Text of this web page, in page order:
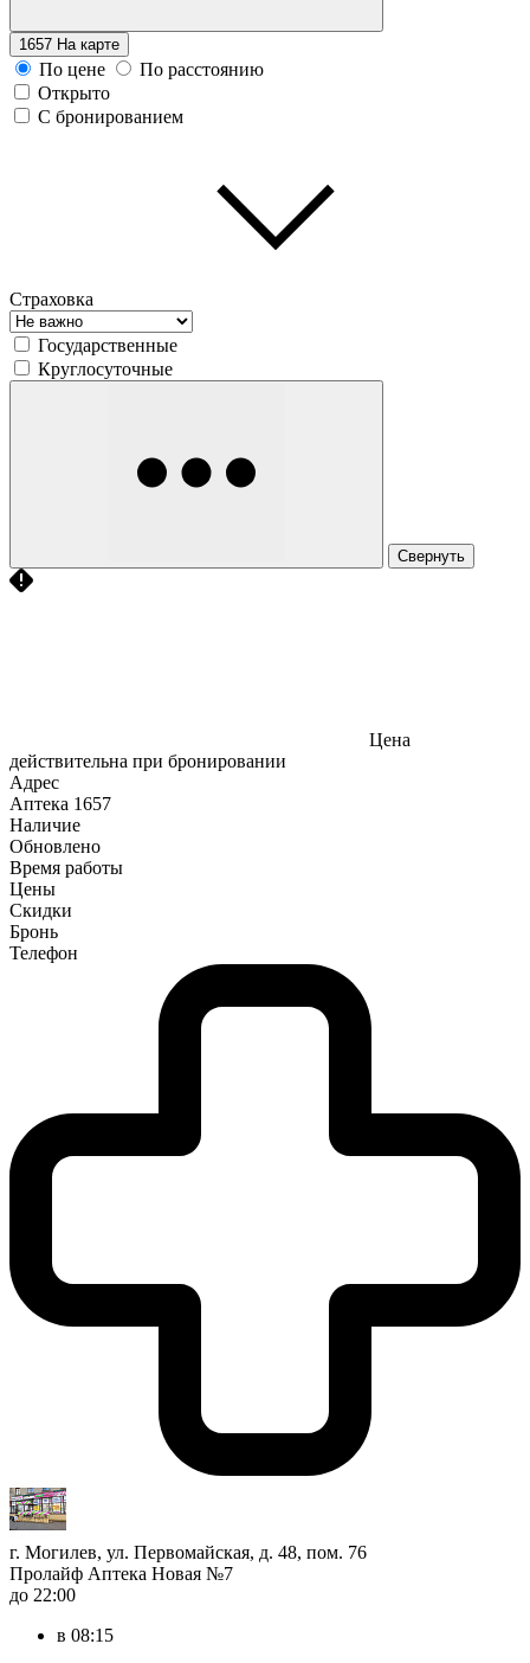
1657 На карте
По цене
По расстоянию
Открыто
С бронированием
Страховка
Государственные
Круглосуточные
Свернуть
Цена
действительна при бронировании
Адрес
Аптека 1657
Наличие
Обновлено
Время работы
Цены
Скидки
Бронь
Телефон
г. Могилев, ул. Первомайская, д. 48, пом. 76
Пролайф Аптека Новая №7
до 22:00
в 08:15